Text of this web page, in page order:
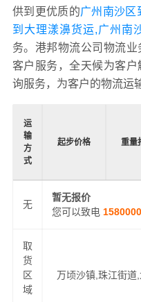
供到更优质的广州南沙区
到大理漾濞货运,广州南
务。港邦物流公司物流
客户服务，全天候为客
询服务，为客户的物流运
运
输
方
式
起步价格 重量
无
暂无报价
您可以致电
取
货
区
域
万顷沙镇,珠江街道